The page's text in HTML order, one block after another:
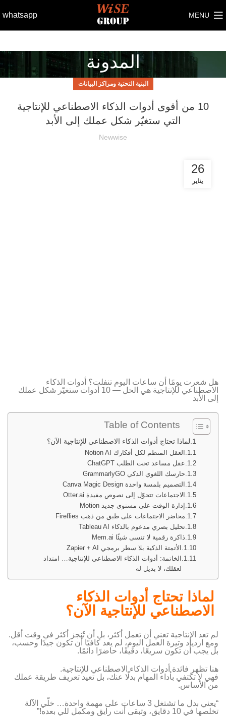
MENU
whatsapp
المدونة
البنية التحتية ومراكز البيانات
10 من أقوى أدوات الذكاء الاصطناعي للإنتاجية
التي ستغيّر شكل عملك إلى الأبد
Newwise
26
يناير
هل شعرت يومًا أن ساعات اليوم تنفلت؟ أدوات الذكاء
الاصطناعي للإنتاجية هي الحل — 10 أدوات ستغيّر شكل عملك
إلى الأبد
Table of Contents
لماذا تحتاج أدوات الذكاء الاصطناعي للإنتاجية الآن؟
العقل المنظم لكل أفكارك Notion AI
عقل مساعد تحت الطلب ChatGPT
حارسك اللغوي الذكي GrammarlyGO
التصميم بلمسة واحدة Canva Magic Design
الاجتماعات تتحوّل إلى نصوص مفيدة Otter.ai
إدارة الوقت على مستوى جديد Motion
محاضر الاجتماعات على طبق من ذهب Fireflies
تحليل بصري مدعوم بالذكاء Tableau AI
ذاكرة رقمية لا تنسى شيئًا Mem.ai
الأتمتة الذكية بلا سطر برمجي Zapier + AI
الخاتمة: أدوات الذكاء الاصطناعي للإنتاجية… امتداد
لعقلك، لا بديل له
لماذا تحتاج أدوات الذكاء
الاصطناعي للإنتاجية الآن؟
لم تعد الإنتاجية تعني أن تعمل أكثر، بل أن تُنجز أكثر في وقت أقل.
ومع ازدياد وتيرة العمل اليوم، لم يعد كافيًا أن تكون جيدًا وحسب،
بل يجب أن تكون سريعًا، دقيقًا، حاضرًا دائمًا.
هنا تظهر فائدة أدوات الذكاء الاصطناعي للإنتاجية.
فهي لا تكتفي بأداء المهام بدلًا عنك، بل تعيد تعريف طريقة عملك
من الأساس.
“يعني بدل ما تشتغل 3 ساعات على مهمة واحدة… خلّي الآلة
تخلصها في 10 دقايق، وتبقى أنت رايق ومكمل للي بعده!”